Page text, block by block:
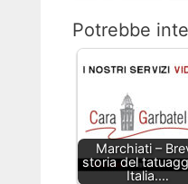
Potrebbe
Marchiati –
storia del
Italia.…